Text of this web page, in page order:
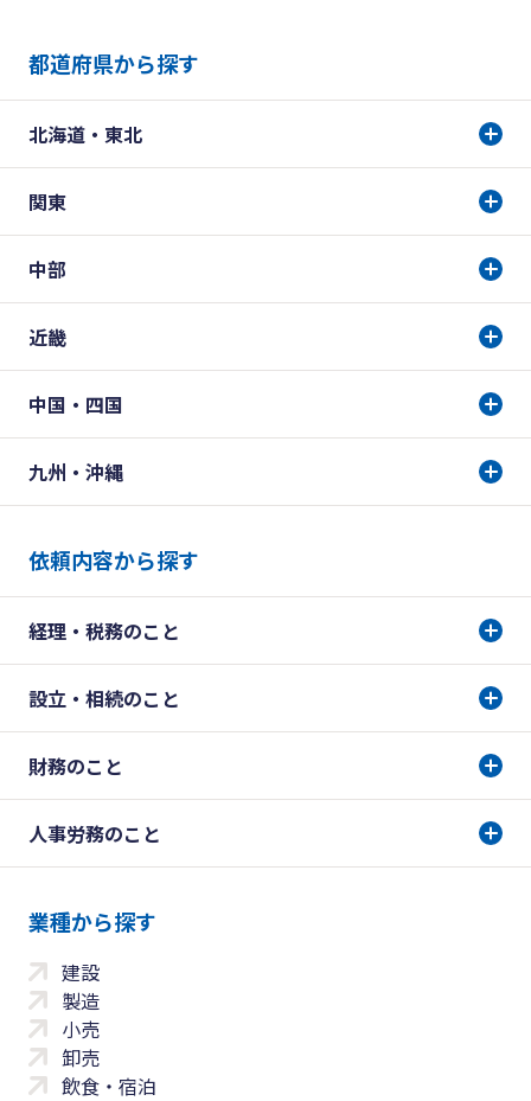
都道府県から探す
北海道・東北
関東
中部
近畿
中国・四国
九州・沖縄
依頼内容から探す
経理・税務のこと
設立・相続のこと
財務のこと
人事労務のこと
業種から探す
建設
製造
小売
卸売
飲食・宿泊